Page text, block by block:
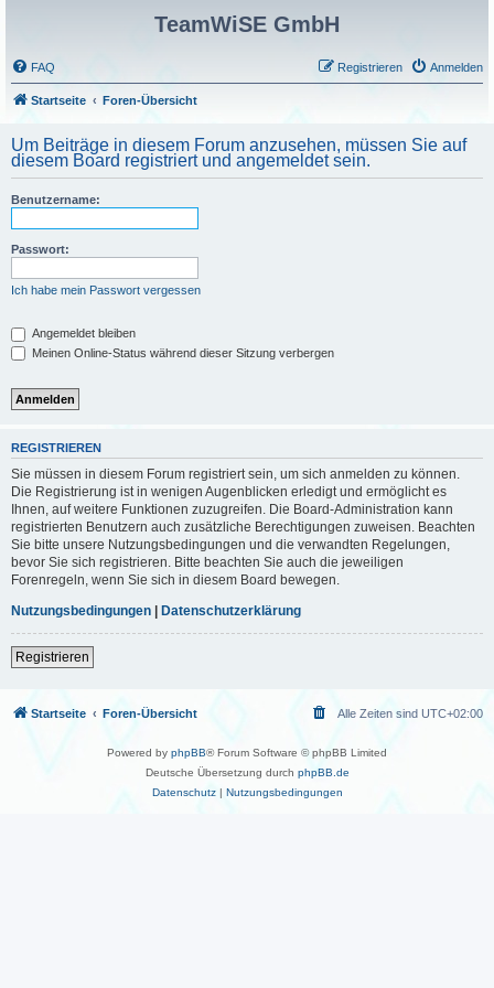
TeamWiSE GmbH
FAQ Anmelden
Registrieren
Startseite Foren-Übersicht
Um Beiträge in diesem Forum anzusehen, müssen Sie auf
diesem Board registriert und angemeldet sein.
Benutzername:
Passwort:
Ich habe mein Passwort vergessen
Angemeldet bleiben
Meinen Online-Status während dieser Sitzung verbergen
REGISTRIEREN
Sie müssen in diesem Forum registriert sein, um sich anmelden zu können.
Die Registrierung ist in wenigen Augenblicken erledigt und ermöglicht es
Ihnen, auf weitere Funktionen zuzugreifen. Die Board-Administration kann
registrierten Benutzern auch zusätzliche Berechtigungen zuweisen. Beachten
Sie bitte unsere Nutzungsbedingungen und die verwandten Regelungen,
bevor Sie sich registrieren. Bitte beachten Sie auch die jeweiligen
Forenregeln, wenn Sie sich in diesem Board bewegen.
Nutzungsbedingungen | Datenschutzerklärung
Registrieren
Startseite Foren-Übersicht Alle Zeiten sind UTC+02:00
Powered by phpBB® Forum Software © phpBB Limited
Deutsche Übersetzung durch phpBB.de
Datenschutz| Nutzungsbedingungen